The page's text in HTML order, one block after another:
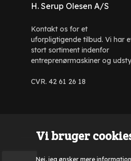
H. Serup Olesen A/S
Kontakt os for et
uforpligtigende tilbud. Vi har
stort sortiment indenfor
entreprenørmaskiner og
CVR. 42 61 26 18
Vi bruger
Nej, jeg ønsker mere information